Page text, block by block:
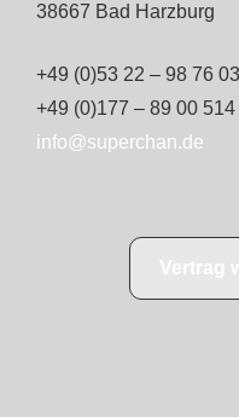
38667 Bad Harzburg
+49 (0)53 22 – 98 76 03
+49 (0)177 – 89 00 514
info@superchan.de